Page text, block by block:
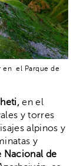
en el Parque de
en el
y torres
alpinos y
y
Nacional de